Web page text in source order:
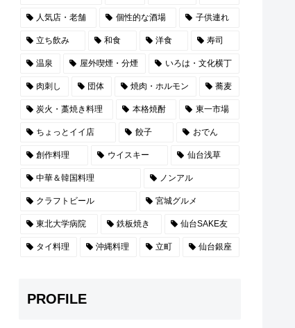
人気店・老舗 個性的な酒場 子供連れ
立ち飲み 和食 洋食 寿司
温泉 屋外喫煙・分煙 いろは・文化横丁
肉刺し 団体 焼肉・ホルモン 蕎麦
炭火・藁焼き料理 本格焼酎 東一市場
ちょっとイイ店 餃子 おでん
創作料理 ウイスキー 仙台浅草
中華＆韓国料理 ノンアル
クラフトビール 宮城グルメ
東北大学病院 鉄板焼き 仙台SAKE友
タイ料理 沖縄料理 立町 仙台銀座
PROFILE